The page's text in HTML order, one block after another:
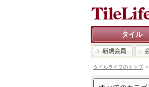
タイル
タイルライフのトップ＞